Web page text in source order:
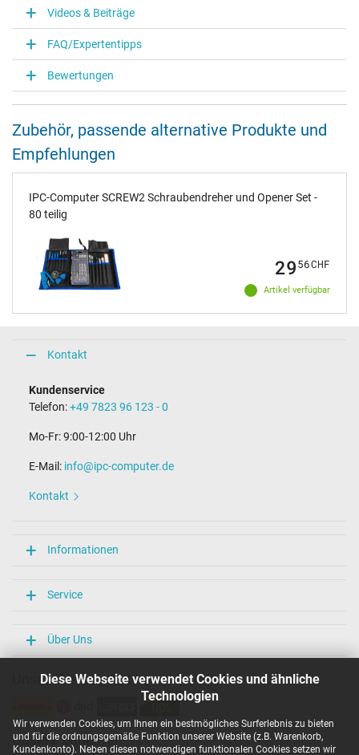
Diese Webseite verwendet Cookies und ähnliche
Technologien
Wir verwenden Cookies, um Ihnen ein bestmögliches Surferlebnis zu bieten
und für die ordnungsgemäße Funktion unserer Website (z.B. Warenkorb,
Kundenkonto). Neben diesen notwendigen funktionalen Cookies setzen wir
Videos & Beiträge
FAQ/Expertentipps
Bewertungen
Zubehör, passende alternative Produkte und
Empfehlungen
IPC-Computer SCREW2 Schraubendreher und Opener Set -
80 teilig
Artikel verfügbar
2956CHF
Kontakt
Kundenservice
Telefon:+49 7823 96 123 - 0
Mo-Fr: 9:00-12:00 Uhr
E-Mail: info@ipc-computer.de
Kontakt
Informationen
Service
Über Uns
Unsere Versandarten
Unsere Zahlarten